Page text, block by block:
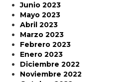
Junio 2023
Mayo 2023
Abril 2023
Marzo 2023
Febrero 2023
Enero 2023
Diciembre 2022
Noviembre 2022